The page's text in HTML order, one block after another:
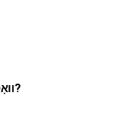
וואָס הונט ביטעס אין אַ חלום?